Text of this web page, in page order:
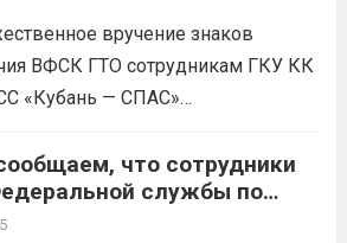
усердно тренировалась и
настоящую...
вручение знаков
ВФСК ГТО сотрудникам ГКУ КК
«Кубань — СПАС»
отряда! 25 апреля 2025
прошло значимое событие –
знаков отличия «Готов к труду
что сотрудники
службы по
защиты прав